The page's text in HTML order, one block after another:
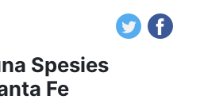
Spesies
Fe